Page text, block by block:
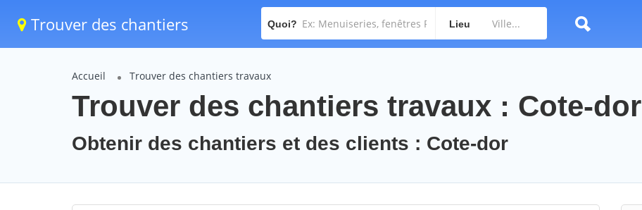
Trouver des chantiers Quoi? Lieu
Accueil Trouver des chantiers travaux
Trouver des chantiers travaux : Cote-dor
Obtenir des chantiers et des clients : Cote-dor